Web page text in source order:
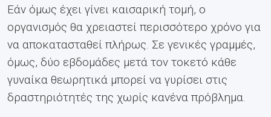
Εάν όμως έχει γίνει καισαρική τομή, ο
οργανισμός θα χρειαστεί περισσότερο χρόνο για
να αποκατασταθεί πλήρως. Σε γενικές γραμμές,
όμως, δύο εβδομάδες μετά τον τοκετό κάθε
γυναίκα θεωρητικά μπορεί να γυρίσει στις
δραστηριότητές της χωρίς κανένα πρόβλημα.